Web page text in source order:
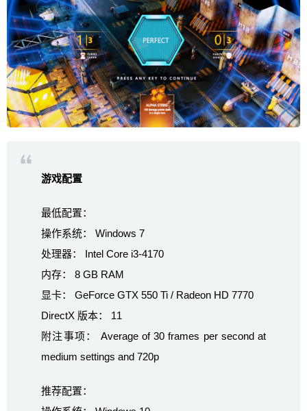
游戏配置
最低配置：
操作系统： Windows 7
处理器： Intel Core i3-4170
内存： 8 GB RAM
显卡： GeForce GTX 550 Ti / Radeon HD 7770
DirectX 版本： 11
附注事项： Average of 30 frames per second at
medium settings and 720p
推荐配置：